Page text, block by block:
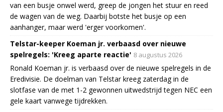
van een busje onwel werd, greep de jongen het stuur en reed
de wagen van de weg. Daarbij botste het busje op een
aanhanger, maar werd 'erger voorkomen'.
Telstar-keeper Koeman jr. verbaasd over nieuwe
spelregels: 'Kreeg aparte reactie' 8 augustus 2026
Ronald Koeman jr. is verbaasd over de nieuwe spelregels in de
Eredivisie. De doelman van Telstar kreeg zaterdag in de
slotfase van de met 1-2 gewonnen uitwedstrijd tegen NEC een
gele kaart vanwege tijdrekken.